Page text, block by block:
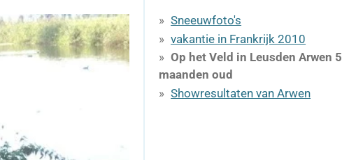
Sneeuwfoto's
vakantie in Frankrijk 2010
Op het Veld in Leusden Arwen 5
maanden oud
Showresultaten van Arwen